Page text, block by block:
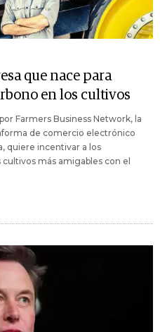
que nace para
en los cultivos
Farmers Business Network, la
de comercio electrónico
quiere incentivar a los
más amigables con el